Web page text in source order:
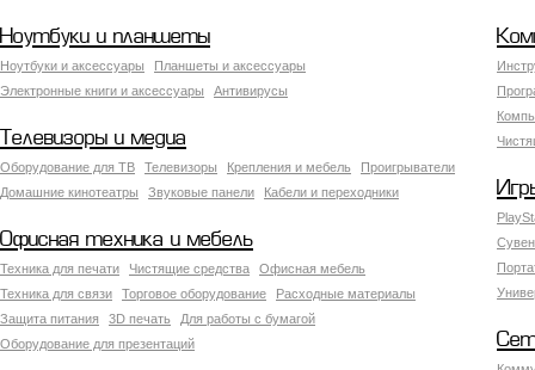
Ноутбуки и планшеты
Ноутбуки и аксессуары
Планшеты и аксессуары
Электронные книги и аксессуары
Антивирусы
Телевизоры и медиа
Оборудование для ТВ Телевизоры Крепления и мебель
Проигрыватели
Домашние кинотеатры
Звуковые панели Кабели и переходники
Офисная техника и мебель
Техника для печати Чистящие средства
Офисная мебель
Техника для связи
Торговое оборудование
Расходные материалы
Защита питания
3D печать
Для работы с бумагой
Оборудование для презентаций